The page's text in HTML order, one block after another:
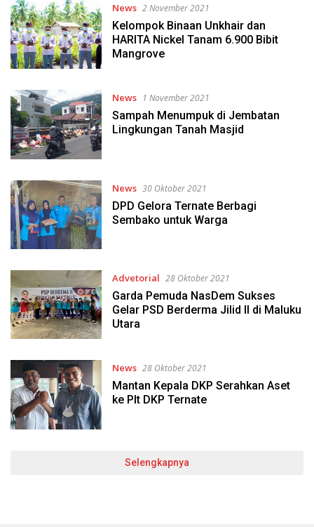
News 2 November 2021
Kelompok Binaan Unkhair dan
HARITA Nickel Tanam 6.900 Bibit
Mangrove
News 1 November 2021
Sampah Menumpuk di Jembatan
Lingkungan Tanah Masjid
News 30 Oktober 2021
DPD Gelora Ternate Berbagi
Sembako untuk Warga
Advetorial 28 Oktober 2021
Garda Pemuda NasDem Sukses
Gelar PSD Berderma Jilid II di Maluku
Utara
News 28 Oktober 2021
Mantan Kepala DKP Serahkan Aset
ke Plt DKP Ternate
Selengkapnya